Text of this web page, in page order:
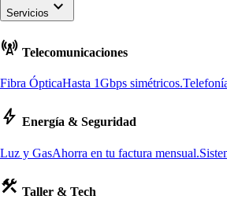
Servicios keyboard_arrow_down
cell_tower Telecomunicaciones
Fibra ÓpticaHasta 1Gbps simétricos.
bolt Energía & Seguridad
Luz y GasAhorra en tu factura mensual.
construction Taller & Tech